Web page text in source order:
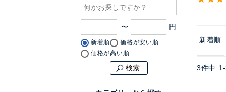
〜
新着順
価格が安い順
価格が高い順
検索
新着順
3件中 1 -